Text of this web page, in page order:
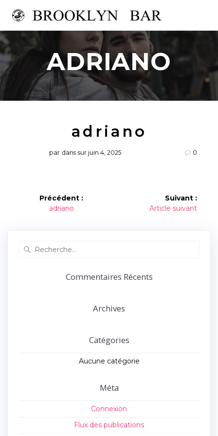
au
ADRIANO
adriano
par dans sur juin 4, 2025 0
Navigation
Précédent :
Article
adriano
Suivant :
Article
Article suivant
Commentaires Récents
Archives
Catégories
Aucune catégorie
Méta
Connexion
Flux des publications